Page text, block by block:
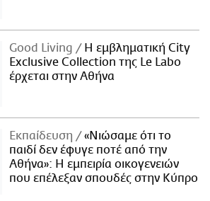
Good Living
Η εμβληματική City
Exclusive Collection της Le Labo
έρχεται στην Αθήνα
Εκπαίδευση
«Νιώσαμε ότι το
παιδί δεν έφυγε ποτέ από την
Αθήνα»: Η εμπειρία οικογενειών
που επέλεξαν σπουδές στην Κύπρο